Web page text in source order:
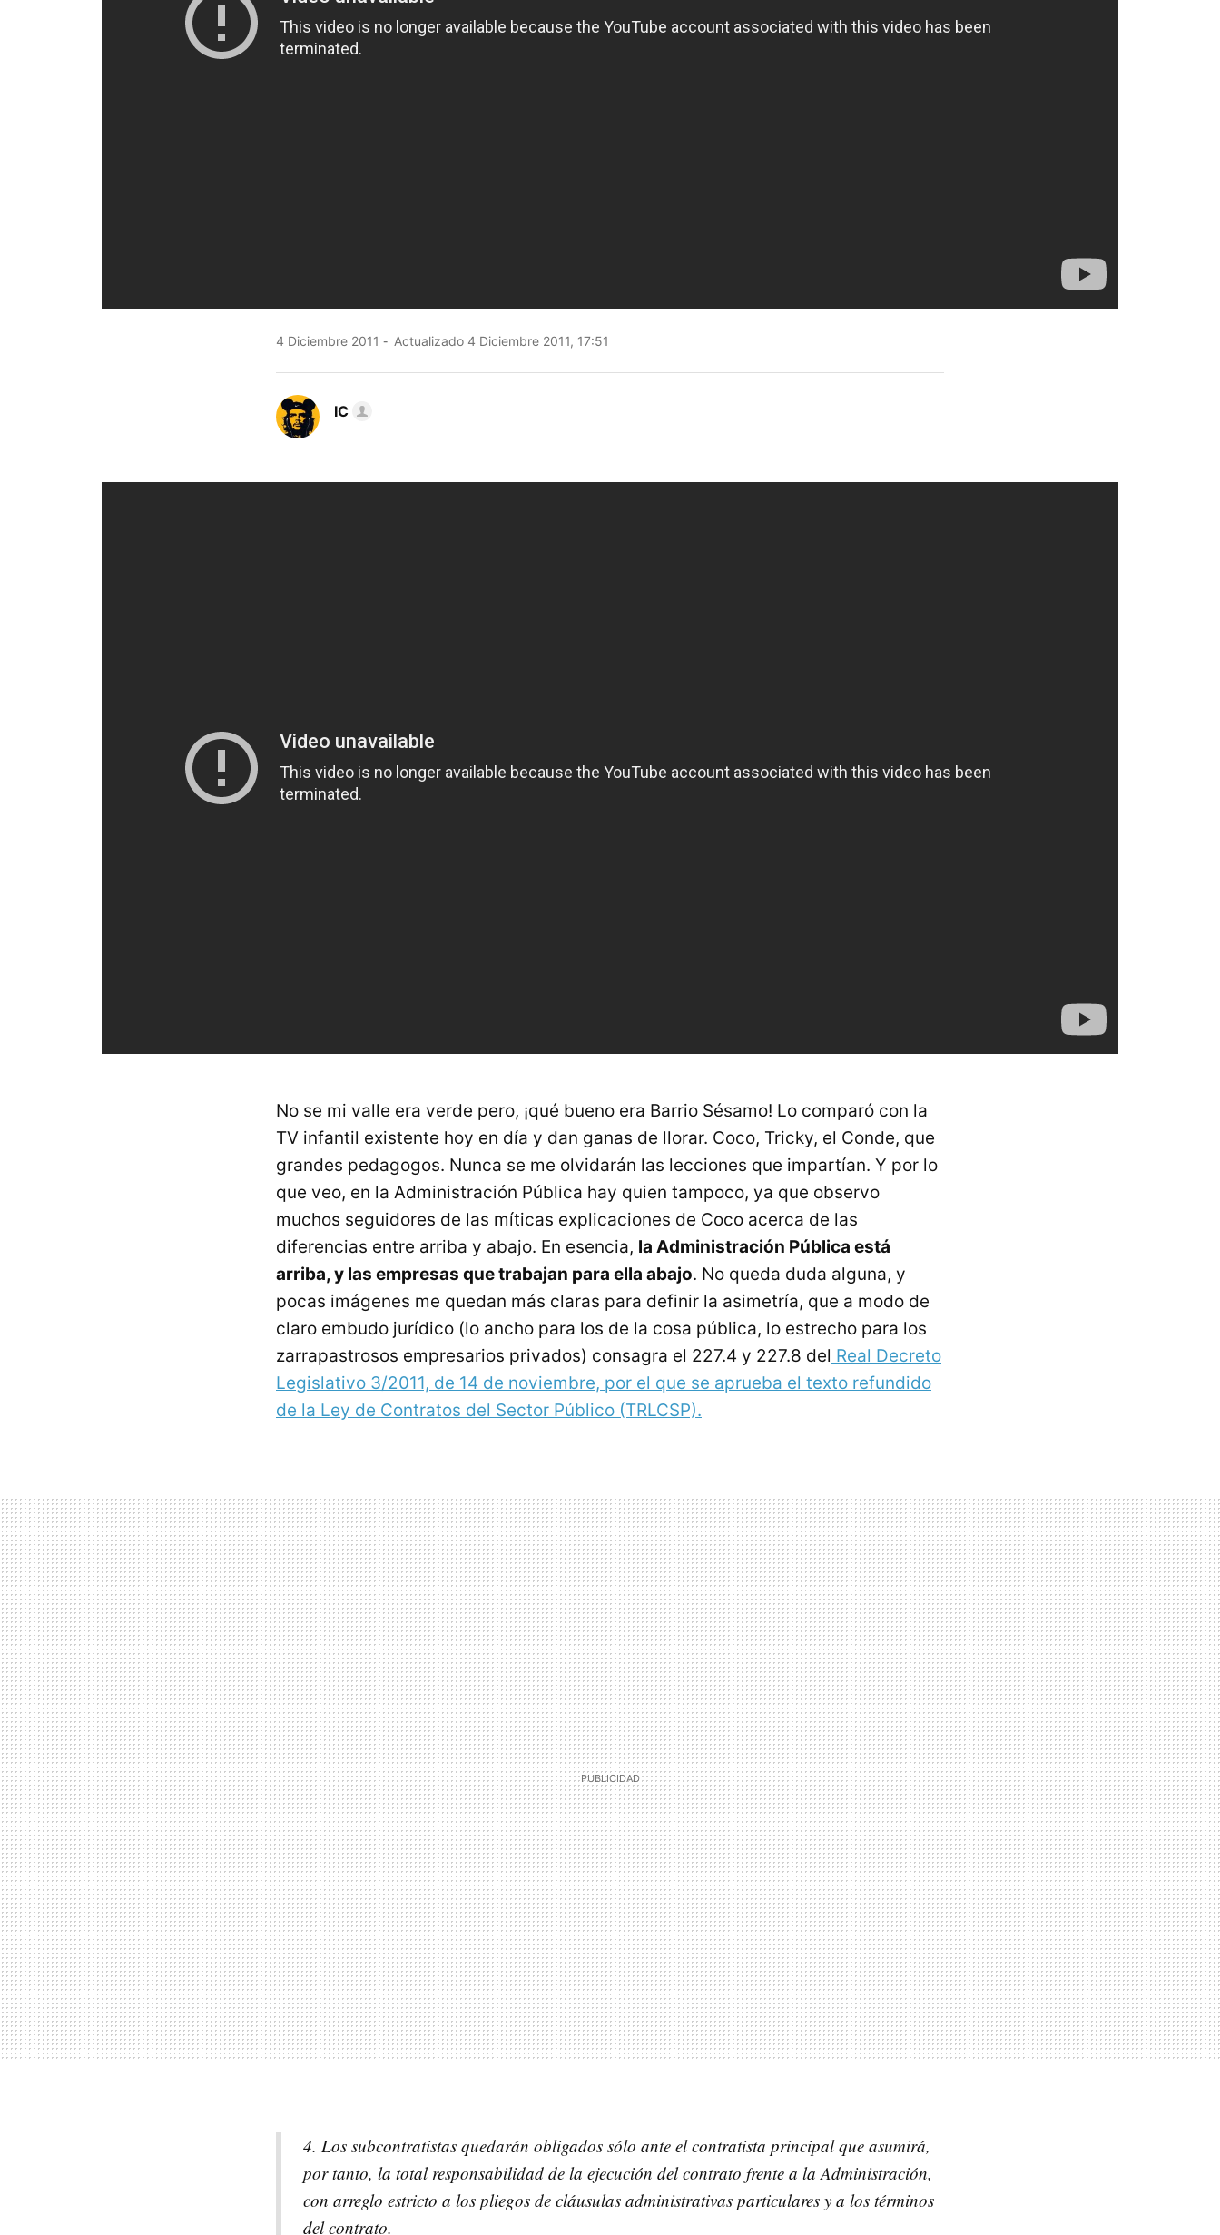
4 Diciembre 2011 Actualizado 4 Diciembre 2011, 17:51
IC
No se mi valle era verde pero, ¡qué bueno era Barrio Sésamo! Lo comparó con la
TV infantil existente hoy en día y dan ganas de llorar. Coco, Tricky, el Conde, que
grandes pedagogos. Nunca se me olvidarán las lecciones que impartían. Y por lo
que veo, en la Administración Pública hay quien tampoco, ya que observo
muchos seguidores de las míticas explicaciones de Coco acerca de las
diferencias entre arriba y abajo. En esencia, la Administración Pública está
arriba, y las empresas que trabajan para ella abajo. No queda duda alguna, y
pocas imágenes me quedan más claras para definir la asimetría, que a modo de
claro embudo jurídico (lo ancho para los de la cosa pública, lo estrecho para los
zarrapastrosos empresarios privados) consagra el 227.4 y 227.8 del Real Decreto
Legislativo 3/2011, de 14 de noviembre, por el que se aprueba el texto refundido
de la Ley de Contratos del Sector Público (TRLCSP).
4. Los subcontratistas quedarán obligados sólo ante el contratista principal que asumirá,
por tanto, la total responsabilidad de la ejecución del contrato frente a la Administración,
con arreglo estricto a los pliegos de cláusulas administrativas particulares y a los términos
del contrato.